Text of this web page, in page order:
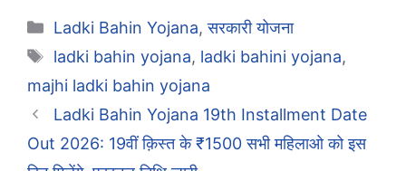
Categories
Ladki Bahin Yojana,सरकारी योजना
Tags
ladki bahin yojana, ladki bahini yojana,
majhi ladki bahin yojana
Ladki Bahin Yojana 19th Installment Date
Out 2026: 19वीं क़िस्त के ₹1500 सभी महिलाओ को इस